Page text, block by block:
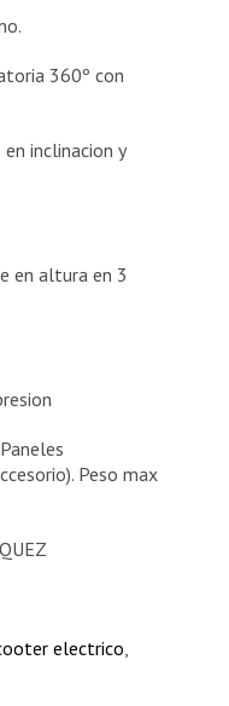
360º con
inclinacion y
en altura en 3
Peso max
electrico,